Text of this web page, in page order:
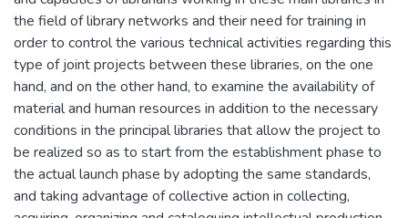
the field of library networks and their need for training in
order to control the various technical activities regarding this
type of joint projects between these libraries, on the one
hand, and on the other hand, to examine the availability of
material and human resources in addition to the necessary
conditions in the principal libraries that allow the project to
be realized so as to start from the establishment phase to
the actual launch phase by adopting the same standards,
and taking advantage of collective action in collecting,